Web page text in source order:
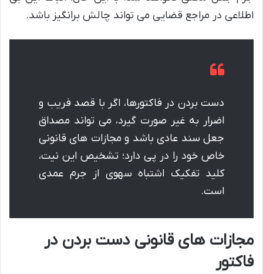
اطلاعی در مراجع قضایی می تواند چالش برانگیز باشد.
دست بردن در فاکتورها، اگر با قصد فریب و
اضرار به غیر صورت گیرد، می تواند مصداق
جعل سند عادی باشد و مجازات های قانونی
خاص خود را در پی دارد؛ تشخیص این نیت،
کلید تفکیک اشتباه سهوی از جرم عمدی
است.
مجازات های قانونی دست بردن در
فاکتور